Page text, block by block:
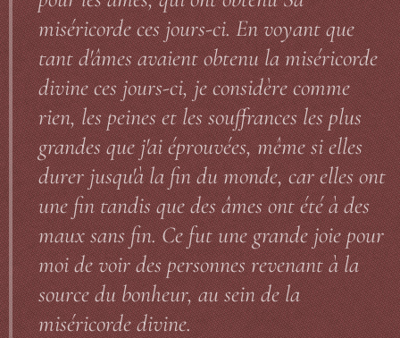
miséricorde ces jours-ci. En voyant que
tant d'âmes avaient obtenu la miséricorde
divine ces jours-ci, je considère comme
rien, les peines et les souffrances les plus
grandes que j'ai éprouvées, même si elles
durer jusqu'à la fin du monde, car elles ont
une fin tandis que des âmes ont été à des
maux sans fin. Ce fut une grande joie pour
moi de voir des personnes revenant à la
source du bonheur, au sein de la
miséricorde divine.